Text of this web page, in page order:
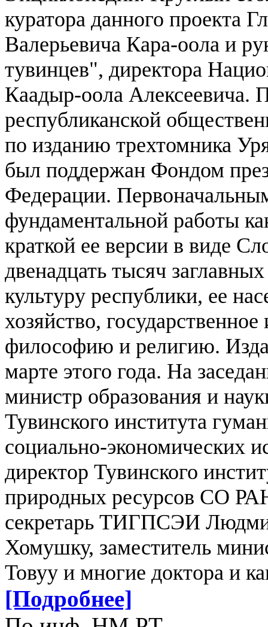
куратора данного проекта
Валерьевича Кара-оола и
тувинцев", директора
Каадыр-оола Алексеевича.
республиканской
по изданию трехтомника
был поддержан Фондом
Федерации.
фундаментальной работы
краткой ее версии в виде
двенадцать тысяч
культуру республики, ее
хозяйство,
философию и религию.
марте этого года. На
министр образования и
Тувинского института
социально-экономических
директор Тувинского
природных ресурсов СО
секретарь ТИГПСЭИ
Хомушку, заместитель
Товуу и многие доктора и
[Подробнее]